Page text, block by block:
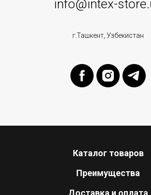
info@intex-
г.Ташкент, Узбекистан
Каталог товаров
Преимущества
Доставка и оплата